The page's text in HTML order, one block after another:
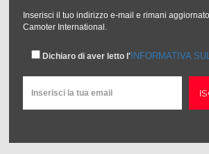
Inserisci il tuo indirizzo e-mail e rimani
Camoter International.
Dichiaro di aver letto l' INFORMATIVA